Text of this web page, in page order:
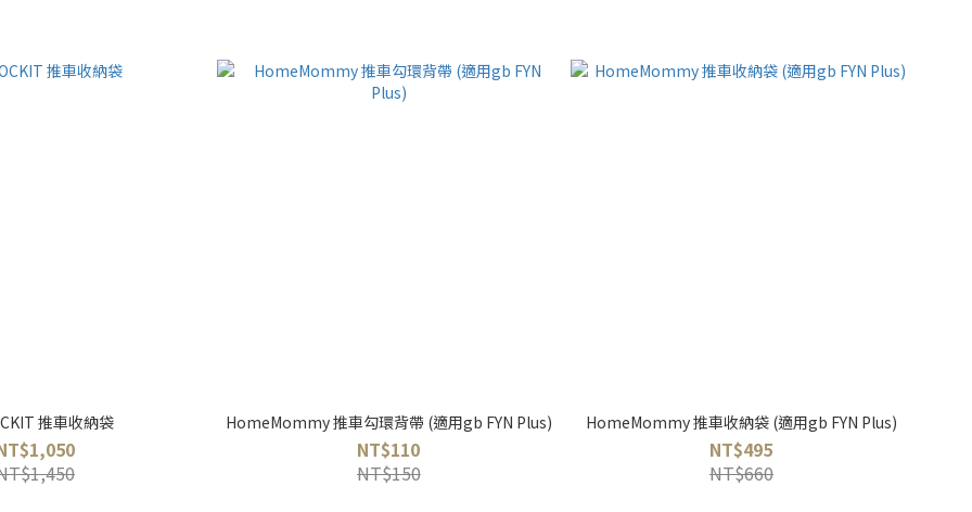
推車收納袋 HomeMommy 推車勾環背帶 (適用gb FYN Plus)
NT$110
NT$150
HomeMommy 推車收納袋 (適用gb FYN Plus)
NT$495
NT$660